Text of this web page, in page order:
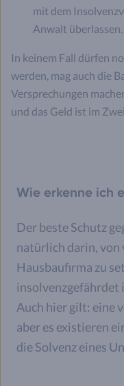
mit dem
Anwalt überlassen.
In keinem Fall dürfen
werden, mag auch die
Versprechungen
und das Geld ist im
Wie erkenne ich
Der beste Schutz
natürlich darin, von
Hausbaufirma zu
insolvenzgefährdet
Auch hier gilt: eine
aber es existieren
die Solvenz eines